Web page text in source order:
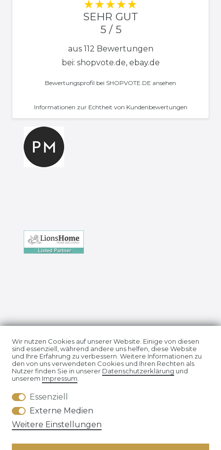
SEHR GUT
5 / 5
aus 112 Bewertungen
bei: shopvote.de, ebay.de
Bewertungsprofil bei SHOPVOTE.DE ansehen
Informationen zur Echtheit von Kundenbewertungen
Impressum Daten­schutz­erklärung
AGB
Wir nutzen Cookies auf unserer Website. Einige von diesen
sind essenziell, während andere uns helfen, diese Website
und Ihre Erfahrung zu verbessern. Weitere Informationen zu
den von uns verwendeten Cookies und Ihren Rechten als
Nutzer finden Sie in unserer Daten­schutz­erklärung und
unserem Impressum.
Essenziell
Externe Medien
Weitere Einstellungen